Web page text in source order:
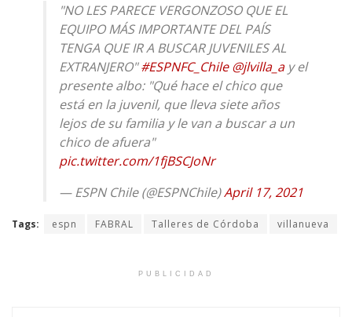
"NO LES PARECE VERGONZOSO QUE EL
EQUIPO MÁS IMPORTANTE DEL PAÍS
TENGA QUE IR A BUSCAR JUVENILES AL
EXTRANJERO"#ESPNFC_Chile @jlvilla_ay el
presente albo: "Qué hace el chico que
está en la juvenil, que lleva siete años
lejos de su familia y le van a buscar a un
chico de afuera"
pic.twitter.com/1fjBSCJoNr
— ESPN Chile (@ESPNChile)April 17, 2021
Tags: espn FABRAL Talleres de Córdoba villanueva
PUBLICIDAD